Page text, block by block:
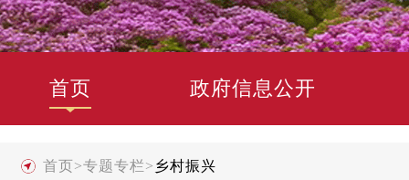
首页 政府信息公开
首页>专题专栏> 乡村振兴